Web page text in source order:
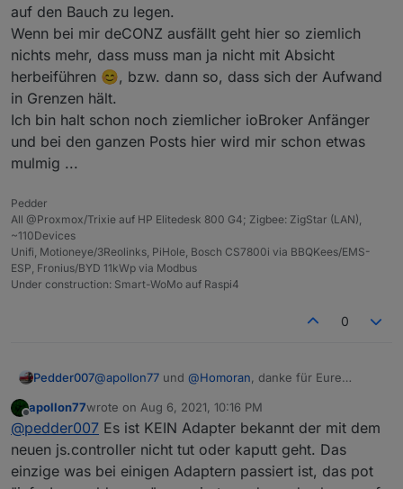
auf den Bauch zu legen.
Wenn bei mir deCONZ ausfällt geht hier so ziemlich
nichts mehr, dass muss man ja nicht mit Absicht
herbeiführen 😊, bzw. dann so, dass sich der Aufwand
in Grenzen hält.
Ich bin halt schon noch ziemlicher ioBroker Anfänger
und bei den ganzen Posts hier wird mir schon etwas
mulmig ...
Pedder
All @Proxmox/Trixie auf HP Elitedesk 800 G4; Zigbee: ZigStar (LAN),
~110Devices
Unifi, Motioneye/3Reolinks, PiHole, Bosch CS7800i via BBQKees/EMS-
ESP, Fronius/BYD 11kWp via Modbus
Under construction: Smart-WoMo auf Raspi4
0
Pedder007@apollon77 und @Homoran , danke für Eure
„Schuld“ 😉
Ich versuche nur irgendwie abzuschätzen wann ich
den Controller updaten kann ohne dabei mein
halbes Setup auf den Bauch zu legen.
Wenn bei mir deCONZ ausfällt geht hier so ziemlich
Offline
apollon77wrote on Aug 6, 2021, 10:16 PM
last edited by
@pedder007 Es ist KEIN Adapter bekannt der mit dem
neuen js.controller nicht tut oder kaputt geht. Das
einzige was bei einigen Adaptern passiert ist, das pot